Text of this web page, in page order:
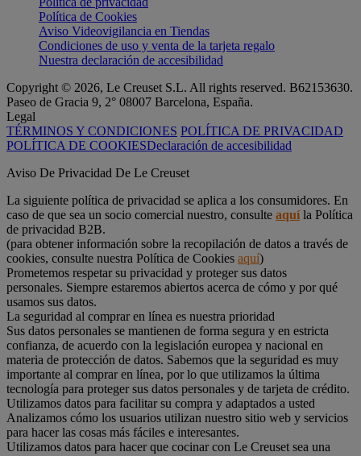
Política de Cookies
Aviso Videovigilancia en Tiendas
Condiciones de uso y venta de la tarjeta regalo
Nuestra declaración de accesibilidad
Copyright © 2026, Le Creuset S.L. All rights reserved. B62153630.
Paseo de Gracia 9, 2° 08007 Barcelona, España.
Legal
TÉRMINOS Y CONDICIONES POLÍTICA DE PRIVACIDAD
POLÍTICA DE COOKIESDeclaración de accesibilidad
Aviso De Privacidad De Le Creuset
La siguiente política de privacidad se aplica a los consumidores. En
caso de que sea un socio comercial nuestro, consulte aquíla Política
de privacidad B2B.
(para obtener información sobre la recopilación de datos a través de
cookies, consulte nuestra Política de Cookies aquí)
Prometemos respetar su privacidad y proteger sus datos
personales. Siempre estaremos abiertos acerca de cómo y por qué
usamos sus datos.
La seguridad al comprar en línea es nuestra prioridad
Sus datos personales se mantienen de forma segura y en estricta
confianza, de acuerdo con la legislación europea y nacional en
materia de protección de datos. Sabemos que la seguridad es muy
importante al comprar en línea, por lo que utilizamos la última
tecnología para proteger sus datos personales y de tarjeta de crédito.
Utilizamos datos para facilitar su compra y adaptados a usted
Analizamos cómo los usuarios utilizan nuestro sitio web y servicios
para hacer las cosas más fáciles e interesantes.
Utilizamos datos para hacer que cocinar con Le Creuset sea una